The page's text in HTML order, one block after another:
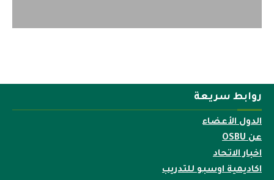
روابط سريعة
الدول الأعضاء
عن OSBU
اخبار الاتحاد
اكاديمية اوسبو للتدريب